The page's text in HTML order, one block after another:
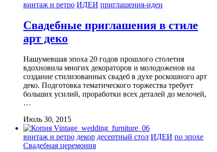
винтаж и ретро ИДЕИ приглашения-идеи
Свадебные приглашения в стиле
арт деко
Нашумевшая эпоха 20 годов прошлого столетия
вдохновила многих декораторов и молодоженов на
создание стилизованных свадеб в духе роскошного арт
деко. Подготовка тематического торжества требует
больших усилий, проработки всех деталей до мелочей,
…
Июль 30, 2015
винтаж и ретро декор десертный стол ИДЕИ по эпохе
Свадебная церемония